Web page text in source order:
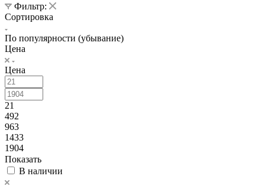
Фильтр:
Сортировка
По популярности (убывание)
Цена
Цена
21
492
963
1433
1904
Показать
В наличии